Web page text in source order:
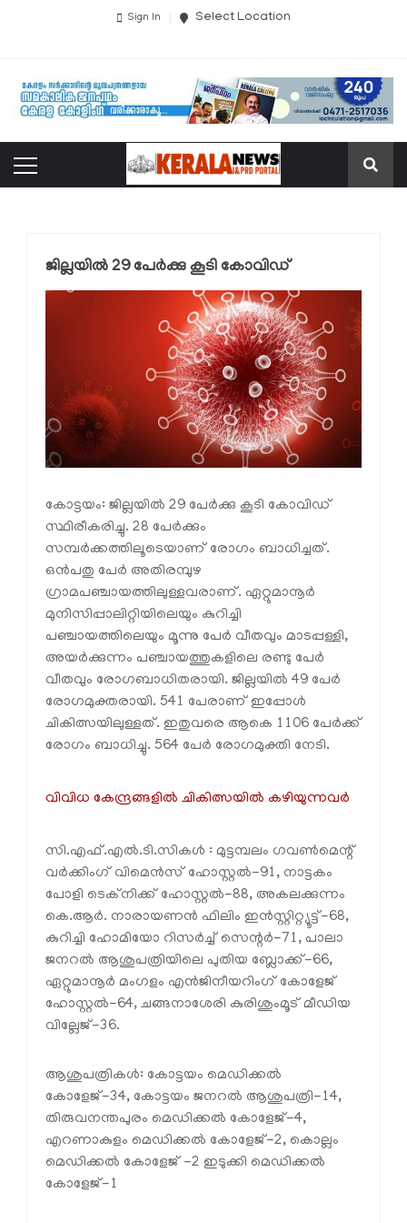
Sign In Select Location
ജില്ലയില്‍ 29 പേര്‍ക്കു കൂടി കോവിഡ്
കോട്ടയം: ജില്ലയില്‍ 29 പേര്‍ക്കു കൂടി കോവിഡ്
സ്ഥിരീകരിച്ചു. 28 പേര്‍ക്കും
സമ്പര്‍ക്കത്തിലൂടെയാണ് രോഗം ബാധിച്ചത്.
ഒന്‍പതു പേര്‍ അതിരമ്പുഴ
ഗ്രാമപഞ്ചായത്തിലുള്ളവരാണ്. ഏറ്റുമാനൂര്‍
മുനിസിപ്പാലിറ്റിയിലെയും കുറിച്ചി
പഞ്ചായത്തിലെയും മൂന്നു പേര്‍ വീതവും മാടപ്പള്ളി,
അയര്‍‍ക്കുന്നം പഞ്ചായത്തുകളിലെ രണ്ടു പേര്‍
വീതവും രോഗബാധിതരായി. ജില്ലയില്‍ 49 പേര്‍
രോഗമുക്തരായി. 541 പേരാണ് ഇപ്പോള്‍
ചികിത്സയിലുള്ളത്. ഇതുവരെ ആകെ 1106 പേര്‍ക്ക്
രോഗം ബാധിച്ചു. 564 പേര്‍ രോഗമുക്തി നേടി.
വിവിധ കേന്ദ്രങ്ങളില്‍ ചികിത്സയില്‍ കഴിയുന്നവര്‍
സി.എഫ്.എല്‍.ടി.സികള്‍ : മുട്ടമ്പലം ഗവണ്‍മെന്റ്
വര്‍ക്കിംഗ് വിമെന്‍സ് ഹോസ്റ്റല്‍-91, നാട്ടകം
പോളി ടെക്‌നിക്ക് ഹോസ്റ്റല്‍-88, അകലക്കുന്നം
കെ.ആര്‍. നാരായണന്‍ ഫിലിം ഇന്‍സ്റ്റിറ്റ്യൂട്ട്-68,
കുറിച്ചി ഹോമിയോ റിസര്‍ച്ച് സെന്റര്‍-71, പാലാ
ജനറല്‍ ആശുപത്രിയിലെ പുതിയ ബ്ലോക്ക്-66,
ഏറ്റുമാനൂര്‍ മംഗളം എന്‍ജിനീയറിംഗ് കോളേജ്
ഹോസ്റ്റല്‍-64, ചങ്ങനാശേരി കുരിശുംമൂട് മീഡിയ
വില്ലേജ്-36.
ആശുപത്രികള്‍: കോട്ടയം മെഡിക്കല്‍
കോളേജ്-34, കോട്ടയം ജനറല്‍ ആശുപത്രി-14,
തിരുവനന്തപുരം മെഡിക്കല്‍ കോളേജ്-4,
എറണാകുളം മെഡിക്കല്‍ കോളേജ്-2, കൊല്ലം
മെഡിക്കല്‍ കോളേജ് -2 ഇടുക്കി മെഡിക്കല്‍
കോളേജ്-1